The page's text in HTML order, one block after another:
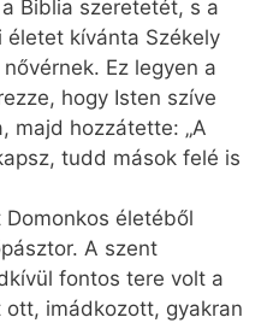
Biblia szeretetét, s a
kívánta Székely
Ez legyen a
hogy Isten szíve
majd hozzátette: „A
tudd mások felé is
életéből
A szent
fontos tere volt a
imádkozott, gyakran